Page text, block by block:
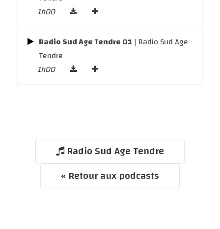
1h00
Radio Sud Age Tendre 01 | Radio Sud Age
Tendre
1h00
Radio Sud Age Tendre
« Retour aux podcasts